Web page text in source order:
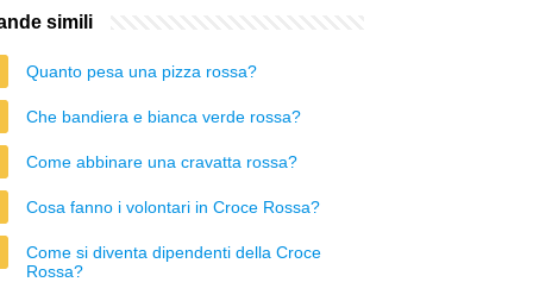
simili
Quanto pesa una pizza rossa?
Che bandiera e bianca verde rossa?
Come abbinare una cravatta rossa?
Cosa fanno i volontari in Croce Rossa?
Come si diventa dipendenti della Croce
Rossa?